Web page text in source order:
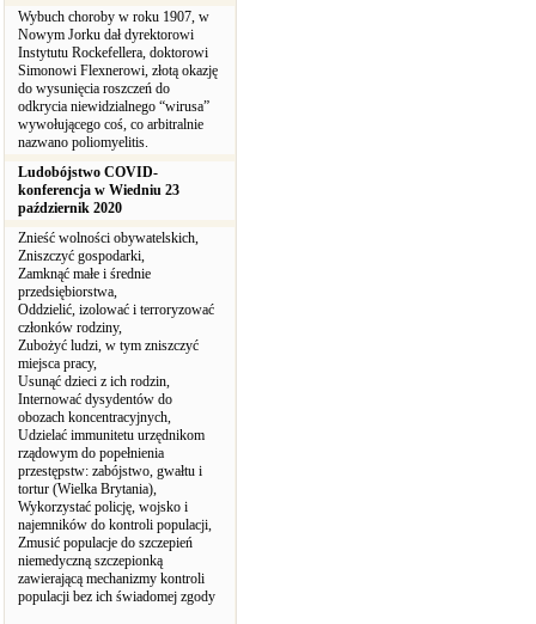
Wybuch choroby w roku 1907, w
Nowym Jorku dał dyrektorowi
Instytutu Rockefellera, doktorowi
Simonowi Flexnerowi, złotą okazję
do wysunięcia roszczeń do
odkrycia niewidzialnego “wirusa”
wywołującego coś, co arbitralnie
nazwano poliomyelitis.
Ludobójstwo COVID-
konferencja w Wiedniu 23
październik 2020
Znieść wolności obywatelskich,
Zniszczyć gospodarki,
Zamknąć małe i średnie
przedsiębiorstwa,
Oddzielić, izolować i terroryzować
członków rodziny,
Zubożyć ludzi, w tym zniszczyć
miejsca pracy,
Usunąć dzieci z ich rodzin,
Internować dysydentów do
obozach koncentracyjnych,
Udzielać immunitetu urzędnikom
rządowym do popełnienia
przestępstw: zabójstwo, gwałtu i
tortur (Wielka Brytania),
Wykorzystać policję, wojsko i
najemników do kontroli populacji,
Zmusić populacje do szczepień
niemedyczną szczepionką
zawierającą mechanizmy kontroli
populacji bez ich świadomej zgody